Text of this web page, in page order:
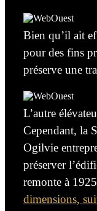
Bien qu’il ait
pour des fins
préserve une
L’autre
Cependant, la
Ogilvie
préserver
remonte à
dimensions,